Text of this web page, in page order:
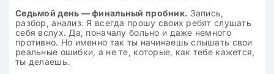
Седьмой день — финальный пробник. Запись,
разбор, анализ. Я всегда прошу своих ребят слушать
себя вслух. Да, поначалу больно и даже немного
противно. Но именно так ты начинаешь слышать свои
реальные ошибки, а не те, которые, как тебе кажется,
ты делаешь.